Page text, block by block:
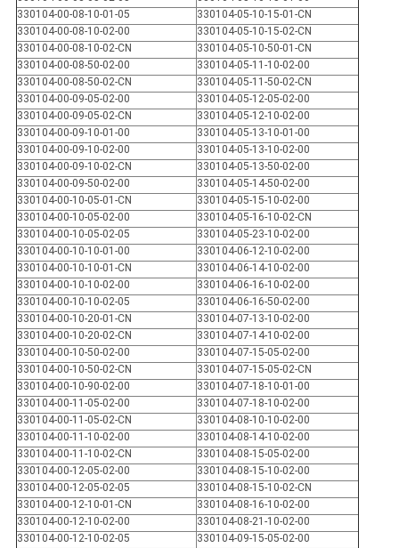
330104-00-08-10-01-05
330104-05-10-15-01-CN
330104-00-08-10-02-00
330104-05-10-15-02-CN
330104-00-08-10-02-CN
330104-05-10-50-01-CN
330104-00-08-50-02-00
330104-05-11-10-02-00
330104-00-08-50-02-CN
330104-05-11-50-02-CN
330104-00-09-05-02-00
330104-05-12-05-02-00
330104-00-09-05-02-CN
330104-05-12-10-02-00
330104-00-09-10-01-00
330104-05-13-10-01-00
330104-00-09-10-02-00
330104-05-13-10-02-00
330104-00-09-10-02-CN
330104-05-13-50-02-00
330104-00-09-50-02-00
330104-05-14-50-02-00
330104-00-10-05-01-CN
330104-05-15-10-02-00
330104-00-10-05-02-00
330104-05-16-10-02-CN
330104-00-10-05-02-05
330104-05-23-10-02-00
330104-00-10-10-01-00
330104-06-12-10-02-00
330104-00-10-10-01-CN
330104-06-14-10-02-00
330104-00-10-10-02-00
330104-06-16-10-02-00
330104-00-10-10-02-05
330104-06-16-50-02-00
330104-00-10-20-01-CN
330104-07-13-10-02-00
330104-00-10-20-02-CN
330104-07-14-10-02-00
330104-00-10-50-02-00
330104-07-15-05-02-00
330104-00-10-50-02-CN
330104-07-15-05-02-CN
330104-00-10-90-02-00
330104-07-18-10-01-00
330104-00-11-05-02-00
330104-07-18-10-02-00
330104-00-11-05-02-CN
330104-08-10-10-02-00
330104-00-11-10-02-00
330104-08-14-10-02-00
330104-00-11-10-02-CN
330104-08-15-05-02-00
330104-00-12-05-02-00
330104-08-15-10-02-00
330104-00-12-05-02-05
330104-08-15-10-02-CN
330104-00-12-10-01-CN
330104-08-16-10-02-00
330104-00-12-10-02-00
330104-08-21-10-02-00
330104-00-12-10-02-05
330104-09-15-05-02-00